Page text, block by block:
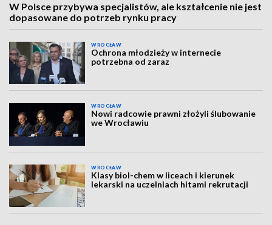
W Polsce przybywa specjalistów, ale kształcenie nie jest
dopasowane do potrzeb rynku pracy
WROCŁAW
Ochrona młodzieży w internecie
potrzebna od zaraz
WROCŁAW
Nowi radcowie prawni złożyli ślubowanie
we Wrocławiu
WROCŁAW
Klasy biol-chem w liceach i kierunek
lekarski na uczelniach hitami rekrutacji